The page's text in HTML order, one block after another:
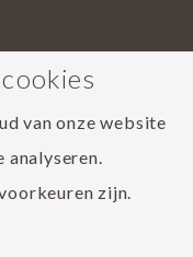
van onze website
analyseren.
zijn.